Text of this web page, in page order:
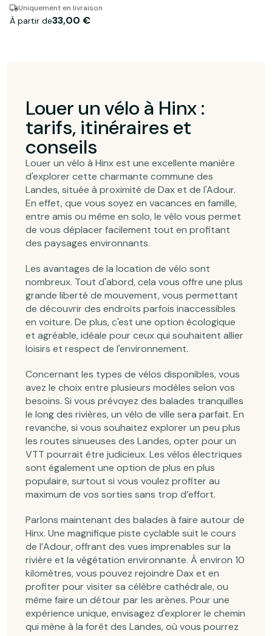
Uniquement en livraison
À partir de33,00 €
Louer un vélo à Hinx :
tarifs, itinéraires et
conseils
Louer un vélo à Hinx est une excellente manière
d'explorer cette charmante commune des
Landes, située à proximité de Dax et de l'Adour.
En effet, que vous soyez en vacances en famille,
entre amis ou même en solo, le vélo vous permet
de vous déplacer facilement tout en profitant
des paysages environnants.
Les avantages de la location de vélo sont
nombreux. Tout d'abord, cela vous offre une plus
grande liberté de mouvement, vous permettant
de découvrir des endroits parfois inaccessibles
en voiture. De plus, c'est une option écologique
et agréable, idéale pour ceux qui souhaitent allier
loisirs et respect de l'environnement.
Concernant les types de vélos disponibles, vous
avez le choix entre plusieurs modèles selon vos
besoins. Si vous prévoyez des balades tranquilles
le long des rivières, un vélo de ville sera parfait. En
revanche, si vous souhaitez explorer un peu plus
les routes sinueuses des Landes, opter pour un
VTT pourrait être judicieux. Les vélos électriques
sont également une option de plus en plus
populaire, surtout si vous voulez profiter au
maximum de vos sorties sans trop d’effort.
Parlons maintenant des balades à faire autour de
Hinx. Une magnifique piste cyclable suit le cours
de l’Adour, offrant des vues imprenables sur la
rivière et la végétation environnante. À environ 10
kilomètres, vous pouvez rejoindre Dax et en
profiter pour visiter sa célèbre cathédrale, ou
même faire un détour par les arènes. Pour une
expérience unique, envisagez d'explorer le chemin
qui mène à la forêt des Landes, où vous pourrez